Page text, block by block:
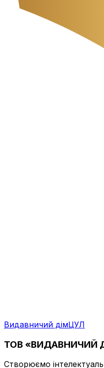
Видавничий дімЦУЛ
ТОВ «ВИДАВНИЧИЙ
Створюємо